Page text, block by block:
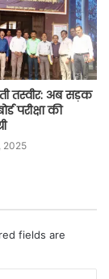
तस्वीर: अब सड़क
परीक्षा की
2025
fields are